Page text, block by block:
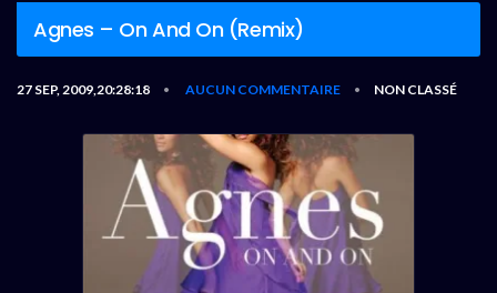
Agnes – On And On (Remix)
27 SEP, 2009,20:28:18 • AUCUN COMMENTAIRE • NON CLASSÉ